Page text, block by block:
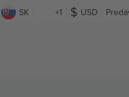
SK +1 USD